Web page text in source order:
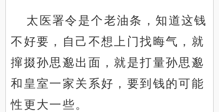
太医署令是个老油条，知道这钱
不好要，自己不想上门找晦气，就
撺掇孙思邈出面，就是打量孙思邈
和皇室一家关系好，要到钱的可能
性更大一些。